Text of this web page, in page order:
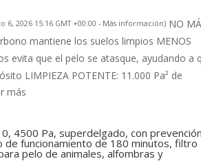
6, 2026 15:16 GMT +00:00 - Más información) NO
mantiene los suelos limpios MENOS
evita que el pelo se atasque, ayudando a
LIMPIEZA POTENTE: 11.000 Pa² de
más
4500 Pa, superdelgado, con prevención
funcionamiento de 180 minutos, filtro
pelo de animales, alfombras y